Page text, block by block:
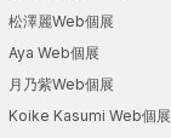
松澤麗Web個展
Aya Web個展
月乃紫Web個展
Koike Kasumi Web個展